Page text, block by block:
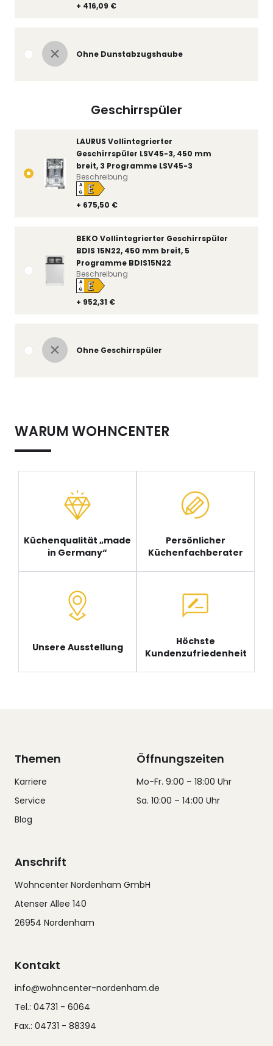
+ 416,09 €
Ohne Dunstabzugshaube
Geschirrspüler
LAURUS Vollintegrierter
Geschirrspüler LSV45-3, 450 mm
breit, 3 Programme LSV45-3
+ 675,50 €
A
↑
G E
Beschreibung
BEKO Vollintegrierter Geschirrspüler
BDIS 15N22, 450 mm breit, 5
Programme BDIS15N22
+ 952,31 €
A
↑
G E
Beschreibung
Ohne Geschirrspüler
WARUM WOHNCENTER
Küchenqualität „made
in Germany“
Persönlicher
Küchenfachberater
Unsere Ausstellung
Höchste
Kundenzufriedenheit
Themen
Karriere
Service
Blog
Öffnungszeiten
Mo-Fr. 9:00 – 18:00 Uhr
Sa. 10:00 – 14:00 Uhr
Anschrift
Wohncenter Nordenham GmbH
Atenser Allee 140
26954 Nordenham
Kontakt
info@wohncenter-nordenham.de
Tel.: 04731 - 6064
Fax.: 04731 - 88394